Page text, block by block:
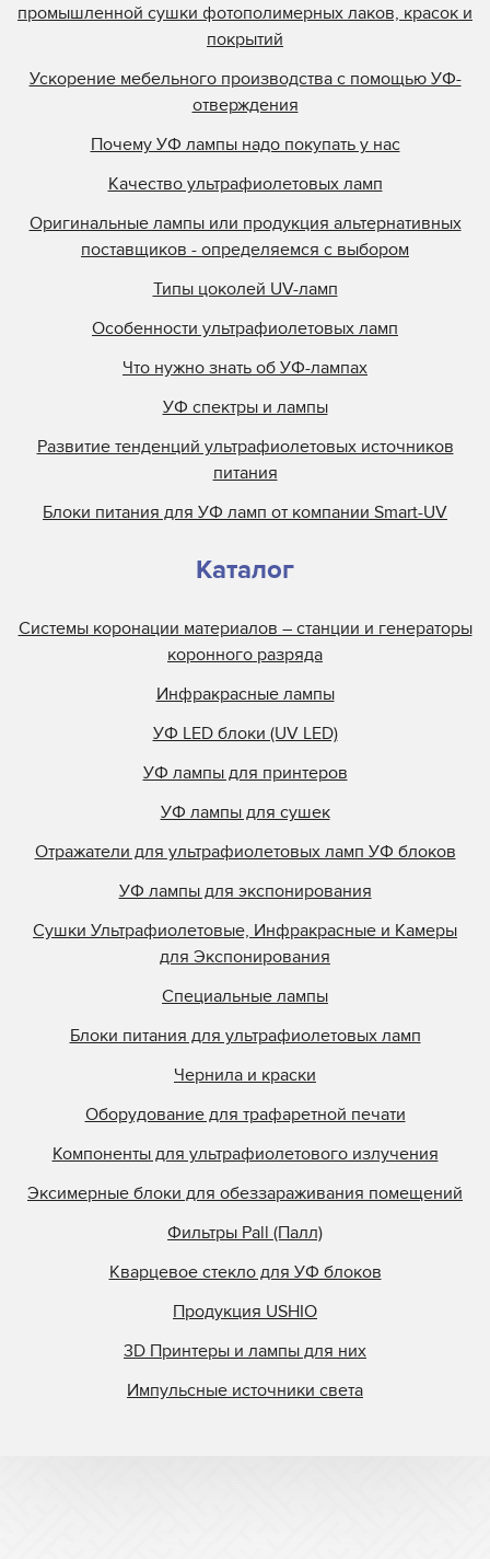
промышленной сушки фотополимерных лаков, красок и
покрытий
Ускорение мебельного производства с помощью УФ-
отверждения
Почему УФ лампы надо покупать у нас
Качество ультрафиолетовых ламп
Оригинальные лампы или продукция альтернативных
поставщиков - определяемся с выбором
Типы цоколей UV-ламп
Особенности ультрафиолетовых ламп
Что нужно знать об УФ-лампах
УФ спектры и лампы
Развитие тенденций ультрафиолетовых источников
питания
Блоки питания для УФ ламп от компании Smart-UV
Каталог
Системы коронации материалов – станции и генераторы
коронного разряда
Инфракрасные лампы
УФ LED блоки (UV LED)
УФ лампы для принтеров
УФ лампы для сушек
Отражатели для ультрафиолетовых ламп УФ блоков
УФ лампы для экспонирования
Сушки Ультрафиолетовые, Инфракрасные и Камеры
для Экспонирования
Специальные лампы
Блоки питания для ультрафиолетовых ламп
Чернила и краски
Оборудование для трафаретной печати
Компоненты для ультрафиолетового излучения
Эксимерные блоки для обеззараживания помещений
Фильтры Pall (Палл)
Кварцевое стекло для УФ блоков
Продукция USHIO
3D Принтеры и лампы для них
Импульсные источники света